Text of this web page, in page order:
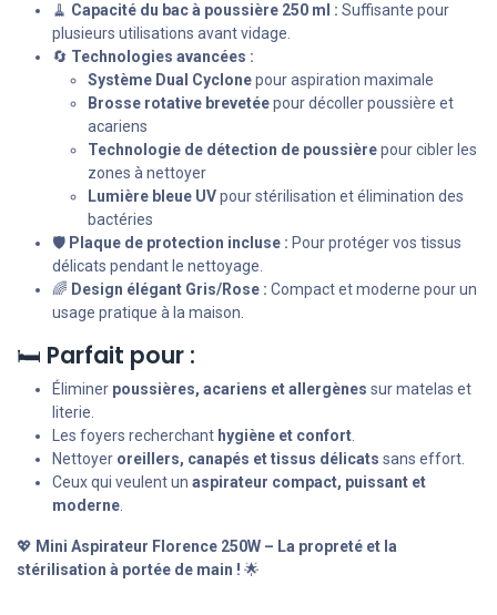
🧹 Capacité du bac à poussière 250 ml : Suffisante pour
plusieurs utilisations avant vidage.
🔄 Technologies avancées :
Système Dual Cyclonepour aspiration maximale
Brosse rotative brevetéepour décoller poussière et
acariens
Technologie de détection de poussièrepour cibler les
zones à nettoyer
Lumière bleue UVpour stérilisation et élimination des
bactéries
🛡️ Plaque de protection incluse : Pour protéger vos tissus
délicats pendant le nettoyage.
🌈 Design élégant Gris/Rose : Compact et moderne pour un
usage pratique à la maison.
🛏️ Parfait pour :
Éliminer poussières, acariens et allergènes sur matelas et
literie.
Les foyers recherchant hygiène et confort
Nettoyer oreillers, canapés et tissus délicats sans effort.
Ceux qui veulent un aspirateur compact, puissant et
moderne
💖 Mini Aspirateur Florence 250W – La propreté et la
stérilisation à portée de main ! 🌟